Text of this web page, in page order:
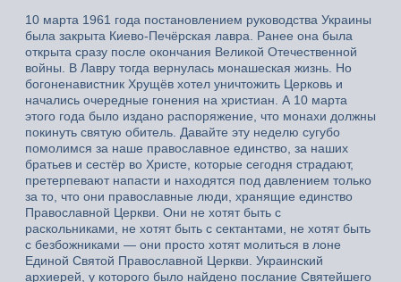
10 марта 1961 года постановлением руководства Украины
была закрыта Киево-Печёрская лавра. Ранее она была
открыта сразу после окончания Великой Отечественной
войны. В Лавру тогда вернулась монашеская жизнь. Но
богоненавистник Хрущёв хотел уничтожить Церковь и
начались очередные гонения на христиан. А 10 марта
этого года было издано распоряжение, что монахи должны
покинуть святую обитель. Давайте эту неделю сугубо
помолимся за наше православное единство, за наших
братьев и сестёр во Христе, которые сегодня страдают,
претерпевают напасти и находятся под давлением только
за то, что они православные люди, хранящие единство
Православной Церкви. Они не хотят быть с
раскольниками, не хотят быть с сектантами, не хотят быть
с безбожниками — они просто хотят молиться в лоне
Единой Святой Православной Церкви. Украинский
архиерей, у которого было найдено послание Святейшего